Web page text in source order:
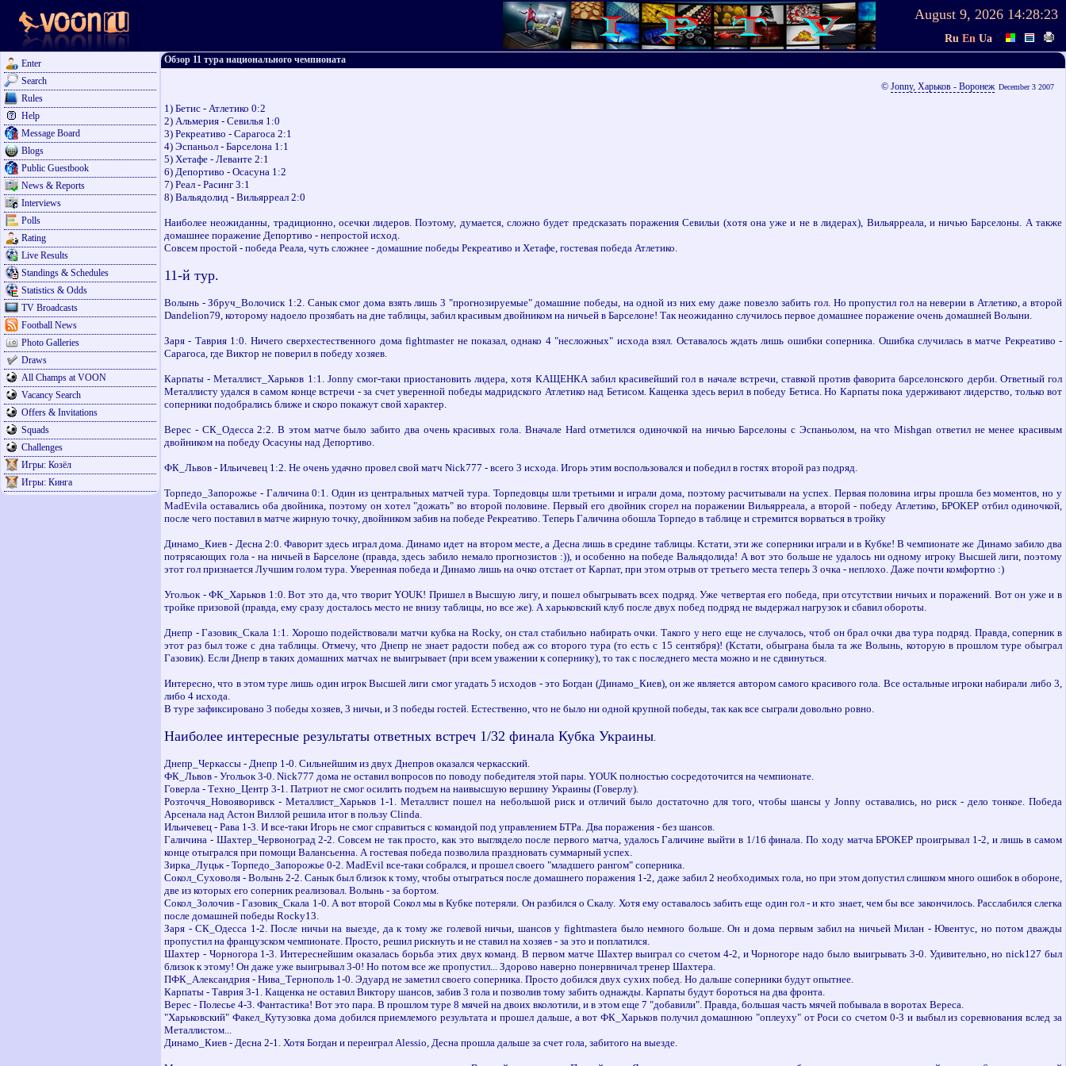
August 9, 2026 14:28:23
Ru En Ua
Enter
Search
Rules
Help
Message Board
Blogs
Public Guestbook
News & Reports
Interviews
Polls
Rating
Live Results
Standings & Schedules
Statistics & Odds
TV Broadcasts
Football News
Photo Galleries
Draws
All Champs at VOON
Vacancy Search
Offers & Invitations
Squads
Challenges
Игры: Козёл
Игры: Кинга
Обзор 11 тура национального чемпионата
© Jonny, Харьков - Воронеж December 3 2007
1) Бетис - Атлетико 0:2
2) Альмерия - Севилья 1:0
3) Рекреативо - Сарагоса 2:1
4) Эспаньол - Барселона 1:1
5) Хетафе - Леванте 2:1
6) Депортиво - Осасуна 1:2
7) Реал - Расинг 3:1
8) Вальядолид - Вильярреал 2:0
Наиболее неожиданны, традиционно, осечки лидеров. Поэтому, думается, сложно будет предсказать поражения Севильи (хотя она уже и не в лидерах), Вильярреала, и ничью Барселоны. А также
домашнее поражение Депортиво - непростой исход.
Совсем простой - победа Реала, чуть сложнее - домашние победы Рекреативо и Хетафе, гостевая победа Атлетико.
11-й тур.
Волынь - Збруч_Волочиск 1:2. Санык смог дома взять лишь 3 "прогнозируемые" домашние победы, на одной из них ему даже повезло забить гол. Но пропустил гол на неверии в Атлетико, а второй
Dandelion79, которому надоело прозябать на дне таблицы, забил красивым двойником на ничьей в Барселоне! Так неожиданно случилось первое домашнее поражение очень домашней Волыни.
Заря - Таврия 1:0. Ничего сверхестественного дома fightmaster не показал, однако 4 "несложных" исхода взял. Оставалось ждать лишь ошибки соперника. Ошибка случилась в матче Рекреативо -
Сарагоса, где Виктор не поверил в победу хозяев.
Карпаты - Металлист_Харьков 1:1. Jonny смог-таки приостановить лидера, хотя КАЩЕНКА забил красивейший гол в начале встречи, ставкой против фаворита барселонского дерби. Ответный гол
Металлисту удался в самом конце встречи - за счет уверенной победы мадридского Атлетико над Бетисом. Кащенка здесь верил в победу Бетиса. Но Карпаты пока удерживают лидерство, только вот
соперники подобрались ближе и скоро покажут свой характер.
Верес - СК_Одесса 2:2. В этом матче было забито два очень красивых гола. Вначале Hard отметился одиночкой на ничью Барселоны с Эспаньолом, на что Mishgan ответил не менее красивым
двойником на победу Осасуны над Депортиво.
ФК_Львов - Ильичевец 1:2. Не очень удачно провел свой матч Nick777 - всего 3 исхода. Игорь этим воспользовался и победил в гостях второй раз подряд.
Торпедо_Запорожье - Галичина 0:1. Один из центральных матчей тура. Торпедовцы шли третьими и играли дома, поэтому расчитывали на успех. Первая половина игры прошла без моментов, но у
MadEvila оставались оба двойника, поэтому он хотел "дожать" во второй половине. Первый его двойник сгорел на поражении Вильярреала, а второй - победу Атлетико, БРОКЕР отбил одиночкой,
после чего поставил в матче жирную точку, двойником забив на победе Рекреативо. Теперь Галичина обошла Торпедо в таблице и стремится ворваться в тройку
Динамо_Киев - Десна 2:0. Фаворит здесь играл дома. Динамо идет на втором месте, а Десна лишь в средине таблицы. Кстати, эти же соперники играли и в Кубке! В чемпионате же Динамо забило два
потрясающих гола - на ничьей в Барселоне (правда, здесь забило немало прогнозистов :)), и особенно на победе Вальядолида! А вот это больше не удалось ни одному игроку Высшей лиги, поэтому
этот гол признается Лучшим голом тура. Уверенная победа и Динамо лишь на очко отстает от Карпат, при этом отрыв от третьего места теперь 3 очка - неплохо. Даже почти комфортно :)
Угольок - ФК_Харьков 1:0. Вот это да, что творит YOUK! Пришел в Высшую лигу, и пошел обыгрывать всех подряд. Уже четвертая его победа, при отсутствии ничьих и поражений. Вот он уже и в
тройке призовой (правда, ему сразу досталось место не внизу таблицы, но все же). А харьковский клуб после двух побед подряд не выдержал нагрузок и сбавил обороты.
Днепр - Газовик_Скала 1:1. Хорошо подействовали матчи кубка на Rocky, он стал стабильно набирать очки. Такого у него еще не случалось, чтоб он брал очки два тура подряд. Правда, соперник в
этот раз был тоже с дна таблицы. Отмечу, что Днепр не знает радости побед аж со второго тура (то есть с 15 сентября)! (Кстати, обыграна была та же Волынь, которую в прошлом туре обыграл
Газовик). Если Днепр в таких домашних матчах не выигрывает (при всем уважении к сопернику), то так с последнего места можно и не сдвинуться.
Интересно, что в этом туре лишь один игрок Высшей лиги смог угадать 5 исходов - это Богдан (Динамо_Киев), он же является автором самого красивого гола. Все остальные игроки набирали либо 3,
либо 4 исхода.
В туре зафиксировано 3 победы хозяев, 3 ничьи, и 3 победы гостей. Естественно, что не было ни одной крупной победы, так как все сыграли довольно ровно.
Наиболее интересные результаты ответных встреч 1/32 финала Кубка Украины.
Днепр_Черкассы - Днепр 1-0. Сильнейшим из двух Днепров оказался черкасский.
ФК_Львов - Угольок 3-0. Nick777 дома не оставил вопросов по поводу победителя этой пары. YOUK полностью сосредоточится на чемпионате.
Говерла - Техно_Центр 3-1. Патриот не смог осилить подъем на наивысшую вершину Украины (Говерлу).
Розточчя_Новояворивск - Металлист_Харьков 1-1. Металлист пошел на небольшой риск и отличий было достаточно для того, чтобы шансы у Jonny оставались, но риск - дело тонкое. Победа
Арсенала над Астон Виллой решила итог в пользу Clinda.
Ильичевец - Рава 1-3. И все-таки Игорь не смог справиться с командой под управлением БТРа. Два поражения - без шансов.
Галичина - Шахтер_Червоноград 2-2. Совсем не так просто, как это выглядело после первого матча, удалось Галичине выйти в 1/16 финала. По ходу матча БРОКЕР проигрывал 1-2, и лишь в самом
конце отыгрался при помощи Валансьенна. А гостевая победа позволила праздновать суммарный успех.
Зирка_Луцьк - Торпедо_Запорожье 0-2. MadEvil все-таки собрался, и прошел своего "младшего рангом" соперника.
Сокол_Суховоля - Волынь 2-2. Санык был близок к тому, чтобы отыграться после домашнего поражения 1-2, даже забил 2 необходимых гола, но при этом допустил слишком много ошибок в обороне,
две из которых его соперник реализовал. Волынь - за бортом.
Сокол_Золочив - Газовик_Скала 1-0. А вот второй Сокол мы в Кубке потеряли. Он разбился о Скалу. Хотя ему оставалось забить еще один гол - и кто знает, чем бы все закончилось. Расслабился слегка
после домашней победы Rocky13.
Заря - СК_Одесса 1-2. После ничьи на выезде, да к тому же голевой ничьи, шансов у fightmastera было немного больше. Он и дома первым забил на ничьей Милан - Ювентус, но потом дважды
пропустил на французском чемпионате. Просто, решил рискнуть и не ставил на хозяев - за это и поплатился.
Шахтер - Чорногора 1-3. Интереснейшим оказалась борьба этих двух команд. В первом матче Шахтер выиграл со счетом 4-2, и Чорногоре надо было выигрывать 3-0. Удивительно, но nick127 был
близок к этому! Он даже уже выигрывал 3-0! Но потом все же пропустил... Здорово наверно понервничал тренер Шахтера.
ПФК_Александрия - Нива_Тернополь 1-0. Эдуард не заметил своего соперника. Просто добился двух сухих побед. Но дальше соперники будут опытнее.
Карпаты - Таврия 3-1. Кащенка не оставил Виктору шансов, забив 3 гола и позволив тому забить однажды. Карпаты будут бороться на два фронта.
Верес - Полесье 4-3. Фантастика! Вот это пара. В прошлом туре 8 мячей на двоих вколотили, и в этом еще 7 "добавили". Правда, большая часть мячей побывала в воротах Вереса.
"Харьковский" Факел_Кутузовка дома добился приемлемого результата и прошел дальше, а вот ФК_Харьков получил домашнюю "оплеуху" от Роси со счетом 0-3 и выбыл из соревнования вслед за
Металлистом...
Динамо_Киев - Десна 2-1. Хотя Богдан и переиграл Alessio, Десна прошла дальше за счет гола, забитого на выезде.